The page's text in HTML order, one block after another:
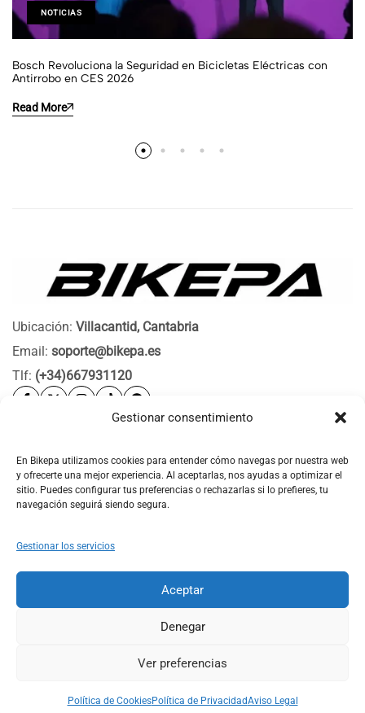
Gestionar consentimiento
En Bikepa utilizamos cookies para entender cómo navegas por nuestra web
y ofrecerte una mejor experiencia. Al aceptarlas, nos ayudas a optimizar el
sitio. Puedes configurar tus preferencias o rechazarlas si lo prefieres, tu
navegación seguirá siendo segura.
Gestionar los servicios
Aceptar
Denegar
Ver preferencias
Política de CookiesPolítica de PrivacidadAviso Legal
NOTICIAS
Bosch Revoluciona la Seguridad en Bicicletas Eléctricas con
Antirrobo en CES 2026
Read More
Ubicación: Villacantid, Cantabria
Email: soporte@bikepa.es
Tlf: (+34)667931120
Bikepa
Newsletter Bikepa
© 2026 Bikepa. Todos los derechos reservados.
Search Account Wishlist